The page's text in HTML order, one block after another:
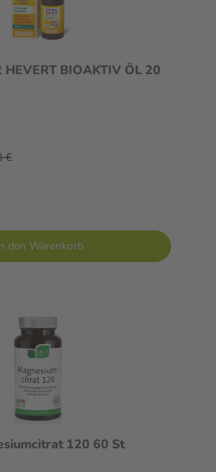
BIOAKTIV ÖL 20
€
den Warenkorb
120 60 St